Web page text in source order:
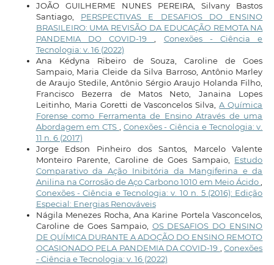
JOÃO GUILHERME NUNES PEREIRA, Silvany Bastos
Santiago, PERSPECTIVAS E DESAFIOS DO ENSINO
BRASILEIRO: UMA REVISÃO DA EDUCAÇÃO REMOTA NA
PANDEMIA DO COVID-19, Conexões - Ciência e
Tecnologia: v. 16 (2022)
Ana Kédyna Ribeiro de Souza, Caroline de Goes
Sampaio, Maria Cleide da Silva Barroso, Antônio Marley
de Araujo Stedile, Antônio Sérgio Araujo Holanda Filho,
Francisco Bezerra de Matos Neto, Janaina Lopes
Leitinho, Maria Goretti de Vasconcelos Silva,A Química
Forense como Ferramenta de Ensino Através de uma
Abordagem em CTS , Conexões - Ciência e Tecnologia: v.
11 n. 6 (2017)
Jorge Edson Pinheiro dos Santos, Marcelo Valente
Monteiro Parente, Caroline de Goes Sampaio, Estudo
Comparativo da Ação Inibitória da Mangiferina e da
Anilina na Corrosão de Aço Carbono 1010 em Meio Ácido,
Conexões - Ciência e Tecnologia: v. 10 n. 5 (2016): Edição
Especial: Energias Renováveis
Nágila Menezes Rocha, Ana Karine Portela Vasconcelos,
Caroline de Goes Sampaio, OS DESAFIOS DO ENSINO
DE QUÍMICA DURANTE A ADOÇÃO DO ENSINO REMOTO
OCASIONADO PELA PANDEMIA DA COVID-19 ,Conexões
- Ciência e Tecnologia: v. 16 (2022)